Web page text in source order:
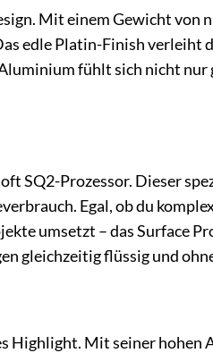
Mit einem Gewicht von
edle Platin-Finish verleiht
fühlt sich nicht
SQ2-Prozessor. Dieser
Egal, ob du
umsetzt – das Surface
gleichzeitig flüssig und
Highlight. Mit seiner hohen